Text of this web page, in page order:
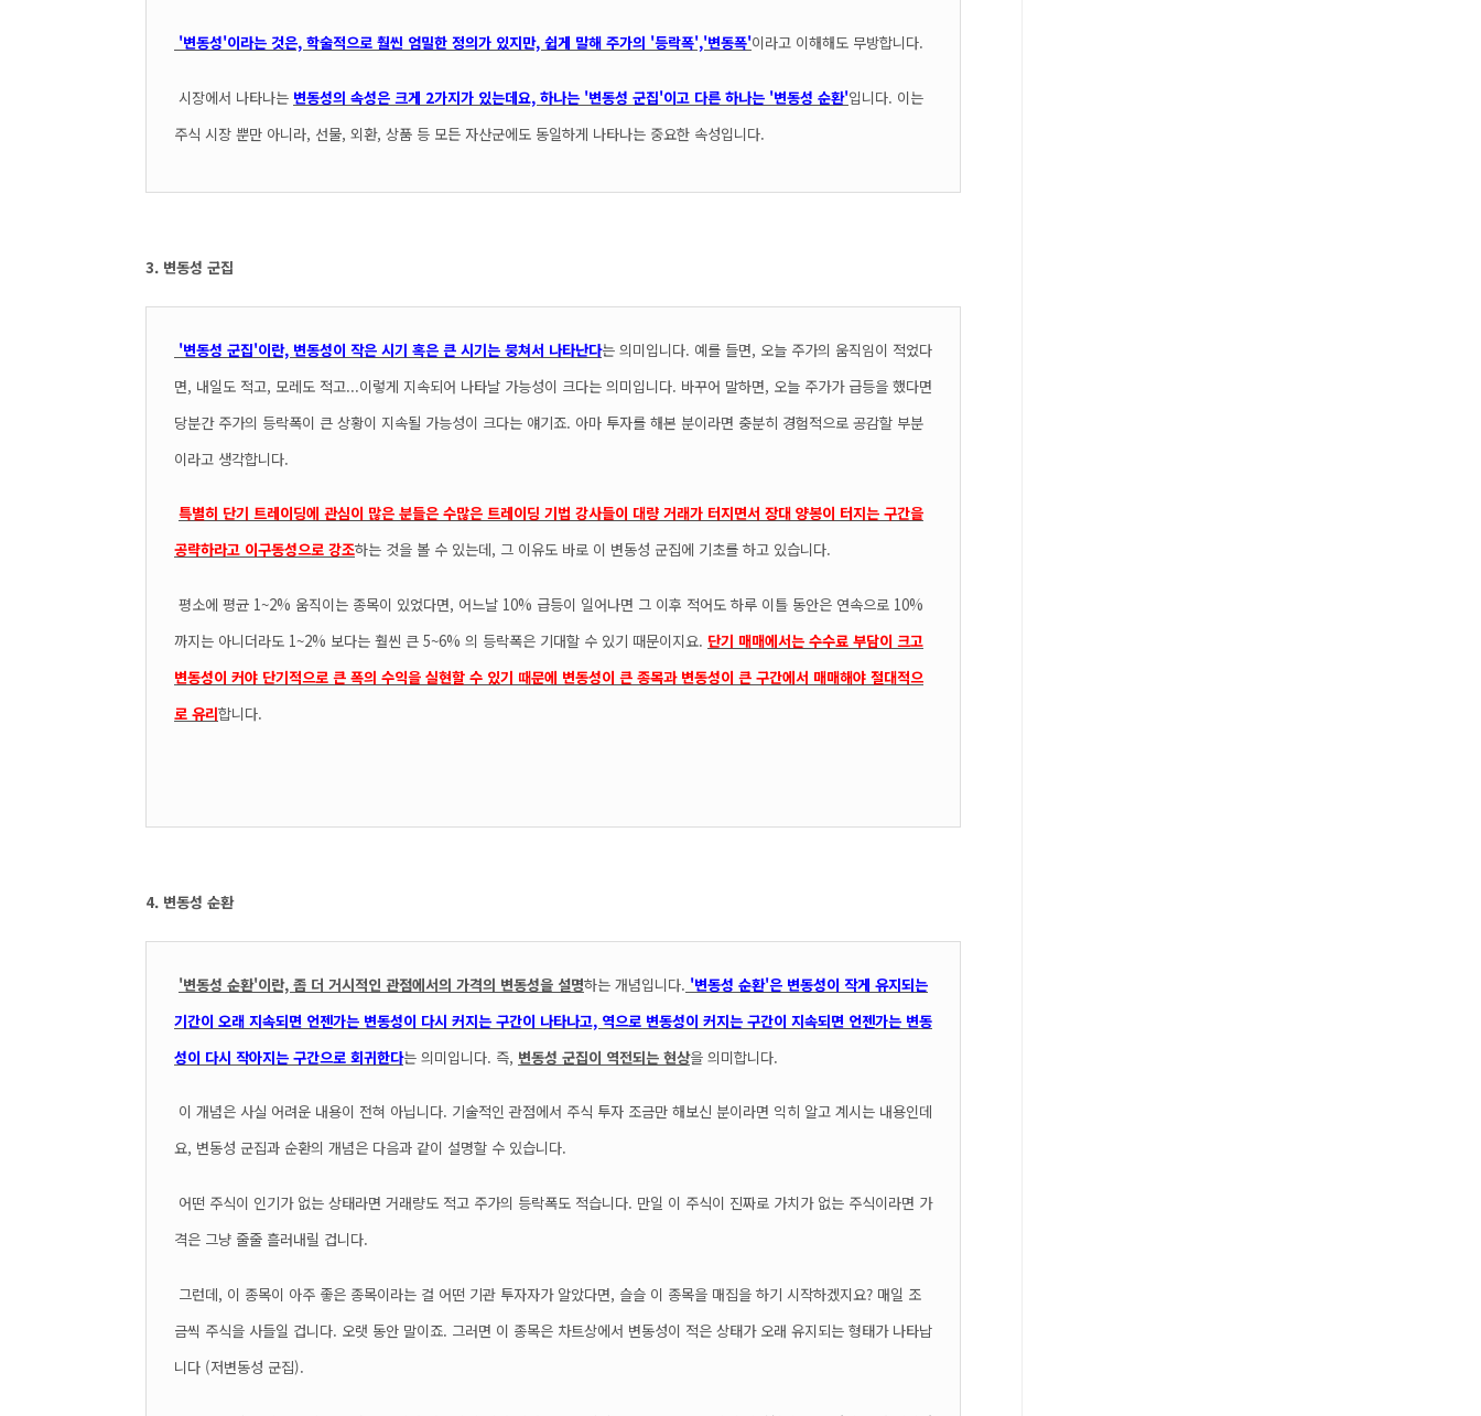
'변동성'이라는 것은, 학술적으로 훨씬 엄밀한 정의가 있지만, 쉽게 말해 주가의 '등락폭','변동폭'이라고 이해해도 무방합니다.
시장에서 나타나는 변동성의 속성은 크게 2가지가 있는데요, 하나는 '변동성 군집'이고 다른 하나는 '변동성 순환'입니다. 이는
주식 시장 뿐만 아니라, 선물, 외환, 상품 등 모든 자산군에도 동일하게 나타나는 중요한 속성입니다.
3. 변동성 군집
'변동성 군집'이란, 변동성이 작은 시기 혹은 큰 시기는 뭉쳐서 나타난다는 의미입니다. 예를 들면, 오늘 주가의 움직임이 적었다
면, 내일도 적고, 모레도 적고...이렇게 지속되어 나타날 가능성이 크다는 의미입니다. 바꾸어 말하면, 오늘 주가가 급등을 했다면
당분간 주가의 등락폭이 큰 상황이 지속될 가능성이 크다는 얘기죠. 아마 투자를 해본 분이라면 충분히 경험적으로 공감할 부분
이라고 생각합니다.
특별히 단기 트레이딩에 관심이 많은 분들은 수많은 트레이딩 기법 강사들이 대량 거래가 터지면서 장대 양봉이 터지는 구간을
공략하라고 이구동성으로 강조하는 것을 볼 수 있는데, 그 이유도 바로 이 변동성 군집에 기초를 하고 있습니다.
평소에 평균 1~2% 움직이는 종목이 있었다면, 어느날 10% 급등이 일어나면 그 이후 적어도 하루 이틀 동안은 연속으로 10%
까지는 아니더라도 1~2% 보다는 훨씬 큰 5~6% 의 등락폭은 기대할 수 있기 때문이지요. 단기 매매에서는 수수료 부담이 크고
변동성이 커야 단기적으로 큰 폭의 수익을 실현할 수 있기 때문에 변동성이 큰 종목과 변동성이 큰 구간에서 매매해야 절대적으
로 유리합니다.
4. 변동성 순환
'변동성 순환'이란, 좀 더 거시적인 관점에서의 가격의 변동성을 설명하는 개념입니다. '변동성 순환'은 변동성이 작게 유지되는
기간이 오래 지속되면 언젠가는 변동성이 다시 커지는 구간이 나타나고, 역으로 변동성이 커지는 구간이 지속되면 언젠가는 변동
성이 다시 작아지는 구간으로 회귀한다는 의미입니다. 즉, 변동성 군집이 역전되는 현상을 의미합니다.
이 개념은 사실 어려운 내용이 전혀 아닙니다. 기술적인 관점에서 주식 투자 조금만 해보신 분이라면 익히 알고 계시는 내용인데
요, 변동성 군집과 순환의 개념은 다음과 같이 설명할 수 있습니다.
어떤 주식이 인기가 없는 상태라면 거래량도 적고 주가의 등락폭도 적습니다. 만일 이 주식이 진짜로 가치가 없는 주식이라면 가
격은 그냥 줄줄 흘러내릴 겁니다.
그런데, 이 종목이 아주 좋은 종목이라는 걸 어떤 기관 투자자가 알았다면, 슬슬 이 종목을 매집을 하기 시작하겠지요? 매일 조
금씩 주식을 사들일 겁니다. 오랫 동안 말이죠. 그러면 이 종목은 차트상에서 변동성이 적은 상태가 오래 유지되는 형태가 나타납
니다 (저변동성 군집).